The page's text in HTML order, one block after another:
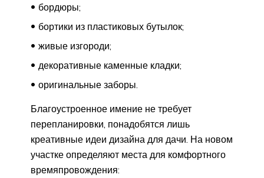
бордюры;
бортики из пластиковых бутылок;
живые изгороди;
декоративные каменные кладки;
оригинальные заборы.
Благоустроенное имение не требует
перепланировки, понадобятся лишь
креативные идеи дизайна для дачи. На новом
участке определяют места для комфортного
времяпровождения: